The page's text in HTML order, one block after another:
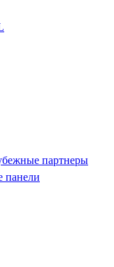
панели
партнеры